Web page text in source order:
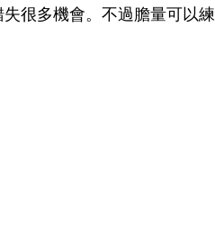
很多機會。不過膽量可以